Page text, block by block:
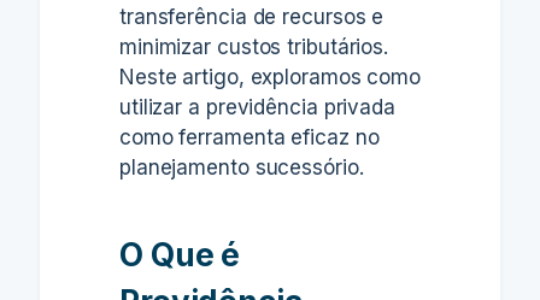
transferência de recursos e
minimizar custos tributários.
Neste artigo, exploramos como
utilizar a previdência privada
como ferramenta eficaz no
planejamento sucessório.
O Que é